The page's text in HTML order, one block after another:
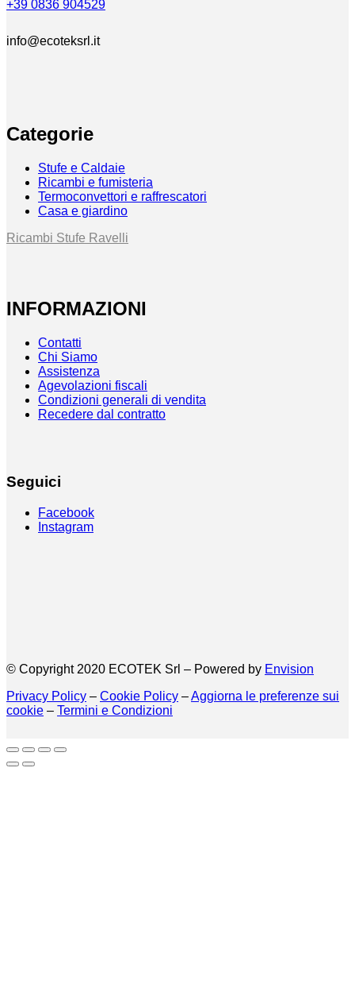
+39 0836 904529
info@ecoteksrl.it
Categorie
Stufe e Caldaie
Ricambi e fumisteria
Termoconvettori e raffrescatori
Casa e giardino
Ricambi Stufe Ravelli
INFORMAZIONI
Contatti
Chi Siamo
Assistenza
Agevolazioni fiscali
Condizioni generali di vendita
Recedere dal contratto
Seguici
Facebook
Instagram
© Copyright 2020 ECOTEK Srl – Powered by Envision
Privacy Policy – Cookie Policy –Aggiorna le preferenze sui
cookie – Termini e Condizioni